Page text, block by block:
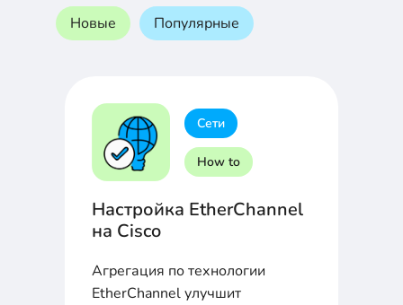
Новые Популярные
Сети
How to
Настройка EtherChannel
на Cisco
Агрегация по технологии
EtherChannel улучшит